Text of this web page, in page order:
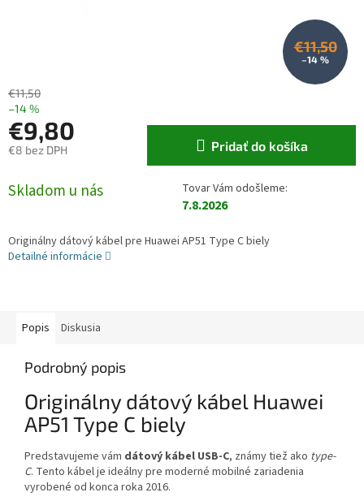
€11,50
–14 %
€11,50
–14 %
€9,80
€8 bez DPH
Skladom u nás
7.8.2026
Pridať do košíka
Originálny dátový kábel pre Huawei AP51 Type C biely
Detailné informácie
Popis Diskusia
Podrobný popis
Originálny dátový kábel Huawei
AP51 Type C biely
Predstavujeme vám dátový kábel USB-C, známy tiež ako type-
C. Tento kábel je ideálny pre moderné mobilné zariadenia
vyrobené od konca roka 2016.